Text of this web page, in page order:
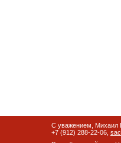
С уважением, Михаил
+7 (912) 288-22-06,